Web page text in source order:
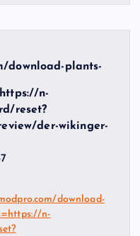
download-plants-
n-
reset?
der-wikinger-
download-
n-